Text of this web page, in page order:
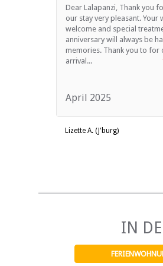
Dear Lalapanzi, Thank you
our stay very pleasant. Your
welcome and special
anniversary will always be
memories. Thank you to for
arrival...
April 2025
Lizette A. (J'burg)
IN